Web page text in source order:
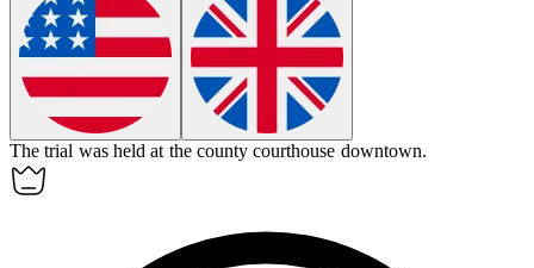
The trial was held at the county courthouse downtown.